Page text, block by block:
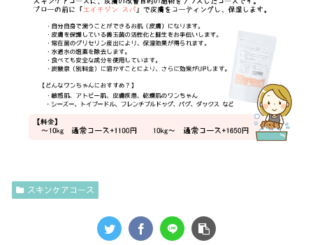
スキンケアコース